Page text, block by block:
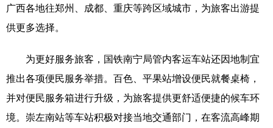
广西各地往郑州、成都、重庆等跨区域城市，为旅客出游提
供更多选择。
为更好服务旅客，国铁南宁局管内客运车站还因地制宜
推出各项便民服务举措。百色、平果站增设便民就餐桌椅，
并对便民服务箱进行升级，为旅客提供更舒适便捷的候车环
境。崇左南站等车站积极对接当地交通部门，在客流高峰期